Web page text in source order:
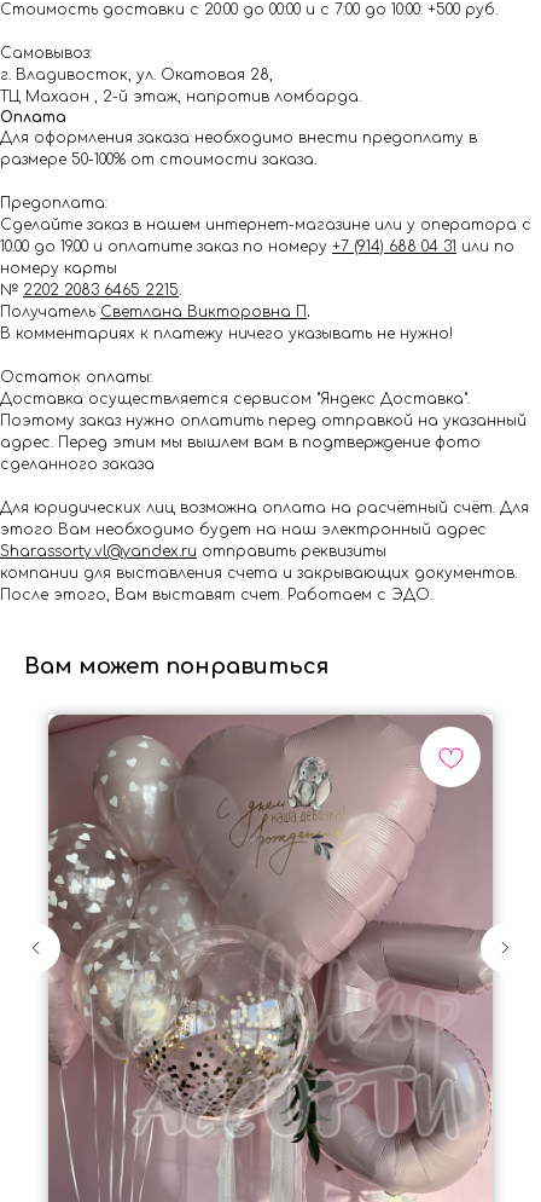
Стоимость доставки с 20:00 до 00:00 и с 7:00 до 10:00: +500 руб.
Самовывоз:
г. Владивосток, ул. Окатовая 28,
ТЦ Махаон , 2-й этаж, напротив ломбарда.
Оплата
Для оформления заказа необходимо внести предоплату в
размере 50-100% от стоимости заказа.
Предоплата:
Сделайте заказ в нашем интернет-магазине или у оператора с
10.00 до 19.00 и оплатите заказ по номеру +7 (914) 688 04 31 или по
номеру карты
№ 2202 2083 6465 2215.
Получатель Светлана Викторовна П .
В комментариях к платежу ничего указывать не нужно!
Остаток оплаты:
Доставка осуществляется сервисом "Яндекс Доставка".
Поэтому заказ нужно оплатить перед отправкой на указанный
адрес. Перед этим мы вышлем вам в подтверждение фото
сделанного заказа
Для юридических лиц возможна оплата на расчётный счёт. Для
этого Вам необходимо будет на наш электронный адрес
Shar.assorty.vl@yandex.ru отправить реквизиты
компании для выставления счета и закрывающих документов.
После этого, Вам выставят счет. Работаем с ЭДО.
Вам может понравиться